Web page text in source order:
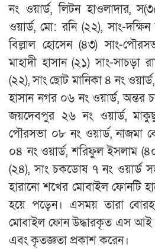
নং ওয়ার্ড, লিটন হাওলাদার,
ওয়ার্ড, মো: রনি (২২), সাং-দক্ষিন
বিল্লাল হোসেন (৪৩) সাং-
মাহাদী হাসান (২১) সাং-
(২২), সাং ছোট মানিকা ৪ নং
হাসান নগর ০৬ নং ওয়ার্ড, অন্তর
জয়দেবপুর ২৬ নং ওয়ার্ড,
পৌরসভা ০৮ নং ওয়ার্ড, নাজমা
০৪ নং ওয়ার্ড, শরিফুল ইসলাম
(২৪), সাং চকডোষ ৭ নং ওয়ার্ড
হারানো শখের মোবাইল ফোনটি
হয়ে পড়েন। এসময় তারা
মোবাইল ফোন উদ্ধারকৃত এস আই
এবং কৃতজ্ঞতা প্রকাশ করেন।